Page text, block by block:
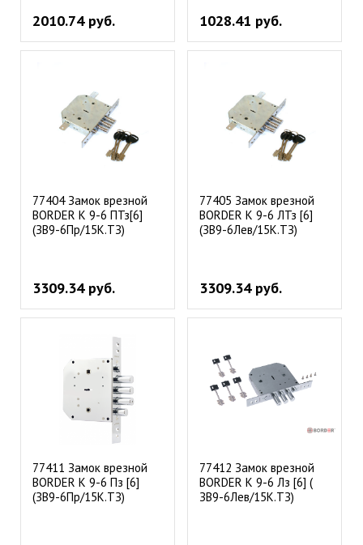
2010.74 руб. 1028.41 руб.
77404 Замок врезной
BORDER К 9-6 ПТз[6]
(ЗВ9-6Пр/15К.ТЗ)
3309.34 руб.
77405 Замок врезной
BORDER K 9-6 ЛТз [6]
(ЗВ9-6Лев/15К.ТЗ)
3309.34 руб.
77411 Замок врезной
BORDER K 9-6 Пз [6]
(ЗВ9-6Пр/15К.ТЗ)
77412 Замок врезной
BORDER K 9-6 Лз [6] (
ЗВ9-6Лев/15К.ТЗ)